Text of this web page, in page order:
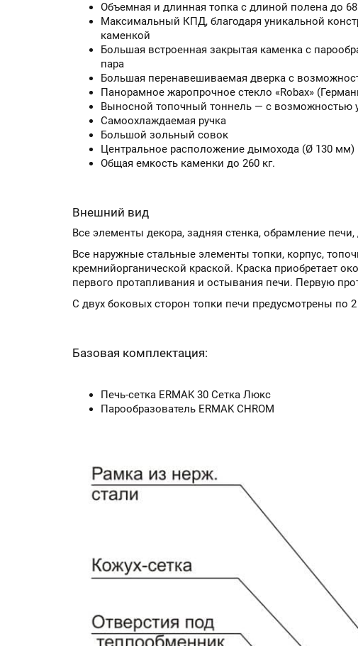
Объемная и длинная топка с длиной полена до
Максимальный КПД, благодаря уникальной
каменкой
Большая встроенная закрытая каменка с
пара
Большая перенавешиваемая дверка с
Панорамное жаропрочное стекло «Robax»
Выносной топочный тоннель — с возможностью
Самоохлаждаемая ручка
Большой зольный совок
Центральное расположение дымохода (Ø 130 мм)
Общая емкость каменки до 260 кг.
Внешний вид
Все элементы декора, задняя стенка, обрамление
Все наружные стальные элементы топки, корпус,
кремнийорганической краской. Краска приобретает
первого протапливания и остывания печи. Первую
С двух боковых сторон топки печи предусмотрены по
Базовая комплектация:
Печь-сетка ERMAK 30 Сетка Люкс
Парообразователь ERMAK CHROM